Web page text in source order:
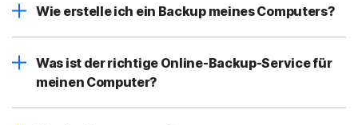
Wie erstelle ich ein Backup meines Computers?
Was ist der richtige Online-Backup-Service für
meinen Computer?